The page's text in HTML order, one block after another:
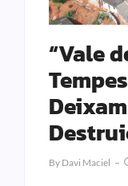
“Vale
By Davi Maciel